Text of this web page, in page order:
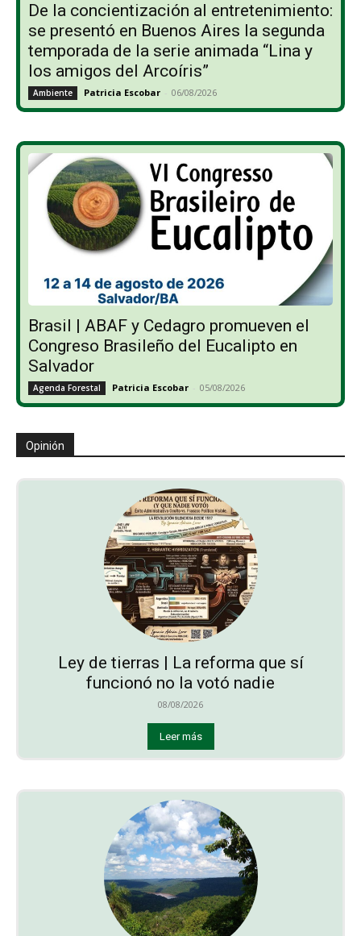
De la concientización al entretenimiento:
se presentó en Buenos Aires la segunda
temporada de la serie animada “Lina y
los amigos del Arcoíris”
Ambiente Patricia Escobar - 06/08/2026
Brasil | ABAF y Cedagro promueven el
Congreso Brasileño del Eucalipto en
Salvador
Agenda Forestal Patricia Escobar - 05/08/2026
Opinión
Ley de tierras | La reforma que sí
funcionó no la votó nadie
08/08/2026
Leer más